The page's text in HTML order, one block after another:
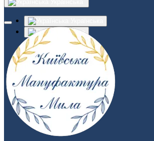
Russian
Закладки (0)
Порівняння товарів (0)
Зв'язатися з нами
Авторизація
Реєстрація